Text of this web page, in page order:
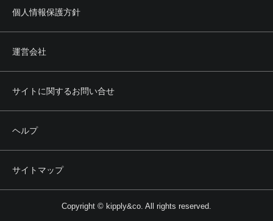
個人情報保護方針
運営会社
サイトに関するお問い合せ
ヘルプ
サイトマップ
Copyright © kipply&co. All rights reserved.